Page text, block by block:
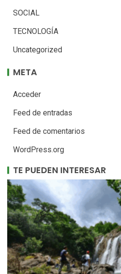
SOCIAL
TECNOLOGÍA
Uncategorized
META
Acceder
Feed de entradas
Feed de comentarios
WordPress.org
TE PUEDEN INTERESAR